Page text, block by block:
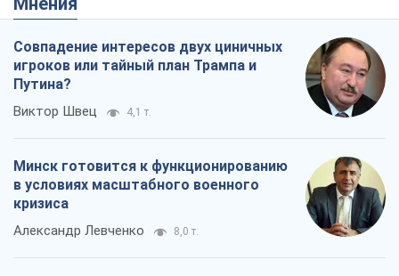
Совпадение интересов двух циничных
игроков или тайный план Трампа и
Путина?
Виктор Швец 4,1 т.
Минск готовится к функционированию
в условиях масштабного военного
кризиса
Александр Левченко 8,0 т.